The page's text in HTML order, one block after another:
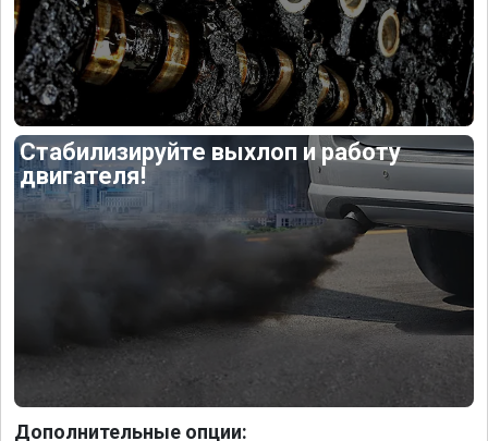
Стабилизируйте выхлоп и работу
двигателя!
Дополнительные опции: